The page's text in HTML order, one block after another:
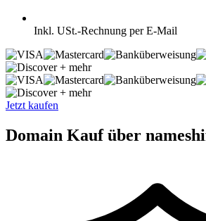
Inkl. USt.-Rechnung per E-Mail
+ mehr
+ mehr
Jetzt kaufen
Domain Kauf über